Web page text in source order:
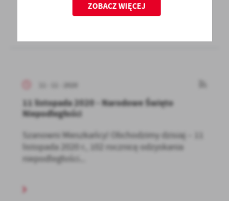
11 listopada 2020 - Narodowe Święto
Niepodległości
Szanowni Mieszkańcy! Obchodzimy dzisiaj – 11
listopada 2020 r., 102 rocznicę odzyskania
niepodległości...
ZOBACZ WIĘCEJ